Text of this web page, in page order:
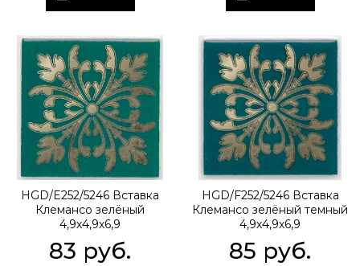
HGD/E252/5246 Вставка
Клемансо зелёный
4,9х4,9х6,9
83 руб.
HGD/F252/5246 Вставка
Клемансо зелёный темный
4,9х4,9х6,9
85 руб.